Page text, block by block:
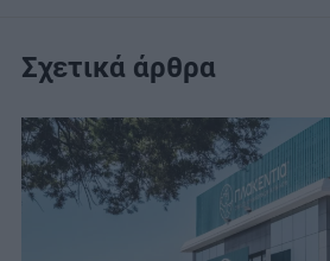
Σχετικά άρθρα